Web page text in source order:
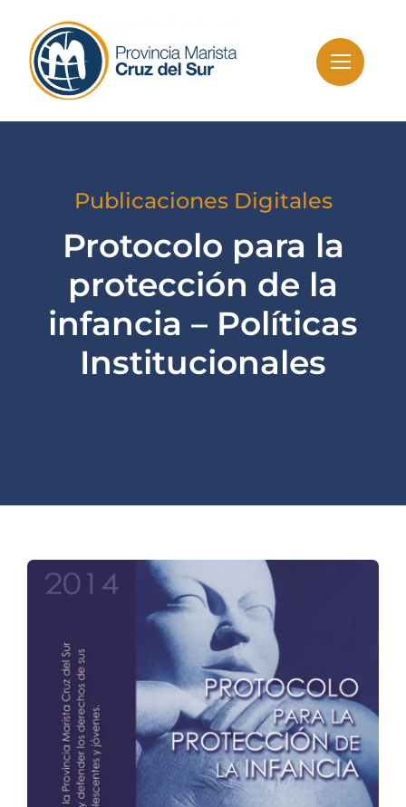
content
Publicaciones Digitales
Protocolo para la
protección de la
infancia – Políticas
Institucionales